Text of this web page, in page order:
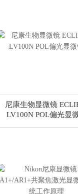
尼康生物显微镜
LV100N POL偏光显